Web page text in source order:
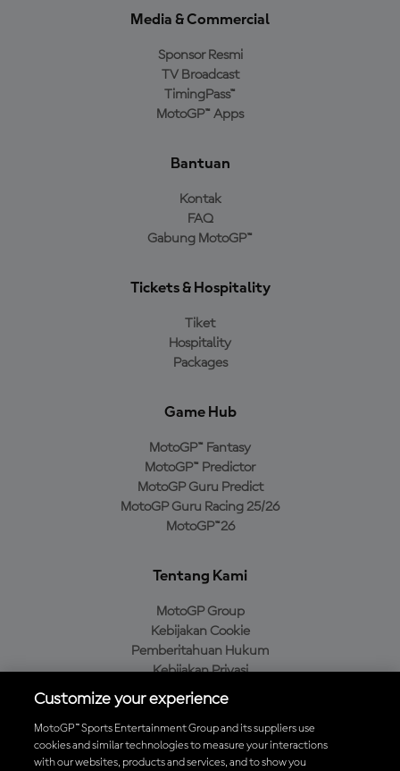
Media & Commercial
Sponsor Resmi
TV Broadcast
TimingPass™
MotoGP™ Apps
Bantuan
Kontak
FAQ
Gabung MotoGP™
Tickets & Hospitality
Tiket
Hospitality
Packages
Game Hub
MotoGP™ Fantasy
MotoGP™ Predictor
MotoGP Guru Predict
MotoGP Guru Racing 25/26
MotoGP™26
Tentang Kami
MotoGP Group
Kebijakan Cookie
Pemberitahuan Hukum
Kebijakan Privasi
Kebijakan Pembelian
Unduh Aplikasi Resmi MotoGP™
Customize your experience
MotoGP™ Sports Entertainment Group and its suppliers use
cookies and similar technologies to measure your interactions
with our websites, products and services, and to show you